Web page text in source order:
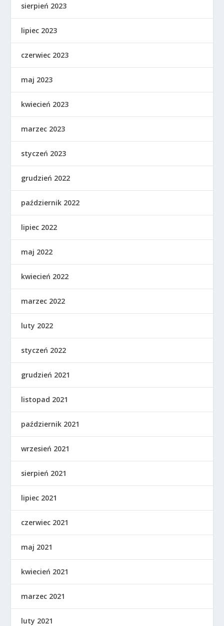
sierpień 2023
lipiec 2023
czerwiec 2023
maj 2023
kwiecień 2023
marzec 2023
styczeń 2023
grudzień 2022
październik 2022
lipiec 2022
maj 2022
kwiecień 2022
marzec 2022
luty 2022
styczeń 2022
grudzień 2021
listopad 2021
październik 2021
wrzesień 2021
sierpień 2021
lipiec 2021
czerwiec 2021
maj 2021
kwiecień 2021
marzec 2021
luty 2021